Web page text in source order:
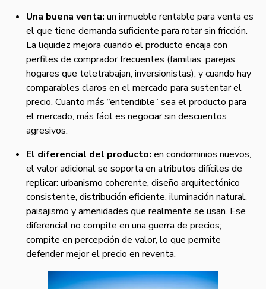
Una buena venta: un inmueble rentable para venta es
el que tiene demanda suficiente para rotar sin fricción.
La liquidez mejora cuando el producto encaja con
perfiles de comprador frecuentes (familias, parejas,
hogares que teletrabajan, inversionistas), y cuando hay
comparables claros en el mercado para sustentar el
precio. Cuanto más “entendible” sea el producto para
el mercado, más fácil es negociar sin descuentos
agresivos.
El diferencial del producto: en condominios nuevos,
el valor adicional se soporta en atributos difíciles de
replicar: urbanismo coherente, diseño arquitectónico
consistente, distribución eficiente, iluminación natural,
paisajismo y amenidades que realmente se usan. Ese
diferencial no compite en una guerra de precios;
compite en percepción de valor, lo que permite
defender mejor el precio en reventa.